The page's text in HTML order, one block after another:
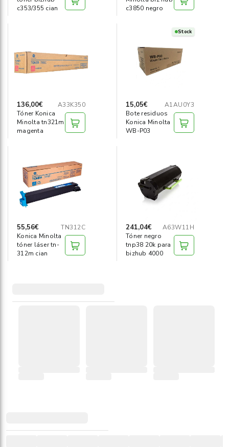
c353/355 cian
c3850 negro
136,00€
A33K350
Tóner Konica
Minolta tn321m
magenta
Stock
15,05€
A1AU0Y3
Bote residuos
Konica Minolta
WB-P03
55,56€
TN312C
Konica Minolta
tóner láser tn-
312m cian
241,04€
A63W11H
Tóner negro
tnp38 20k para
bizhub 4000